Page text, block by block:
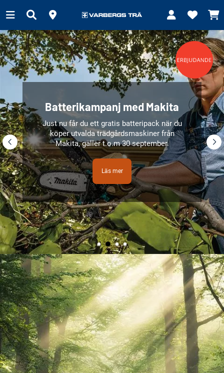
Batterikampanj med Makita
Just nu får du ett gratis batteripack när du
köper utvalda trädgårdsmaskiner från
Makita, gäller t.o.m 30 september.
Läs mer